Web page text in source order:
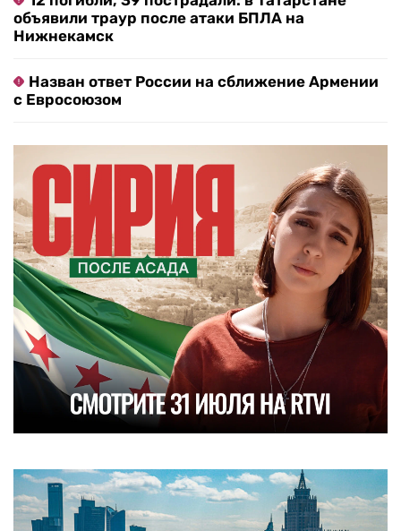
объявили траур после атаки БПЛА на
Нижнекамск
Назван ответ России на сближение Армении
с Евросоюзом